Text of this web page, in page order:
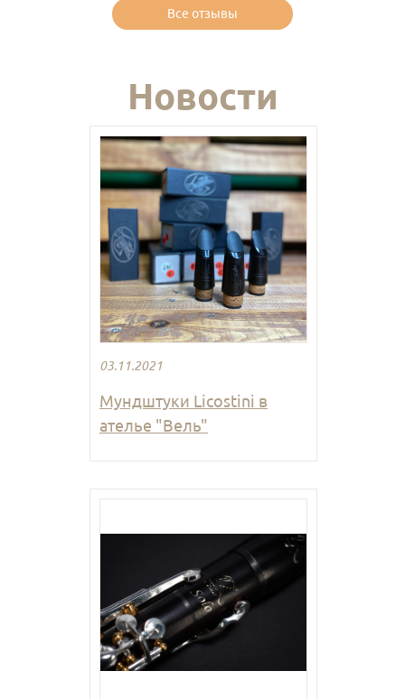
Все отзывы
Новости
03.11.2021
Мундштуки Licostini в
ателье "Вель"